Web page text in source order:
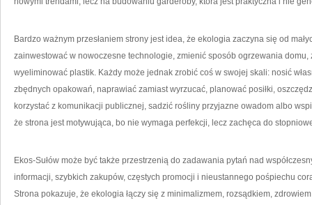
Bardzo ważnym przesłaniem strony jest idea, że ekologia zaczyna się od
zainwestować w nowoczesne technologie, zmienić sposób ogrzewania domu,
wyeliminować plastik. Każdy może jednak zrobić coś w swojej skali: nosić
zbędnych opakowań, naprawiać zamiast wyrzucać, planować posiłki,
korzystać z komunikacji publicznej, sadzić rośliny przyjazne owadom albo
że strona jest motywująca, bo nie wymaga perfekcji, lecz zachęca do
Ekos-Sułów może być także przestrzenią do zadawania pytań nad
informacji, szybkich zakupów, częstych promocji i nieustannego pośpiechu
Strona pokazuje, że ekologia łączy się z minimalizmem, rozsądkiem,